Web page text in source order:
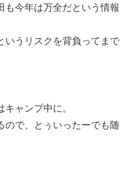
も今年は万全だという情報
いうリスクを背負ってまで
ャンプ中に。
ので、とぅいったーでも随